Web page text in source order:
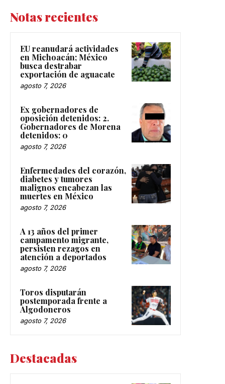
Notas recientes
EU reanudará actividades
en Michoacán; México
busca destrabar
exportación de aguacate
agosto 7, 2026
Ex gobernadores de
oposición detenidos: 2.
Gobernadores de Morena
detenidos: 0
agosto 7, 2026
Enfermedades del corazón,
diabetes y tumores
malignos encabezan las
muertes en México
agosto 7, 2026
A 13 años del primer
campamento migrante,
persisten rezagos en
atención a deportados
agosto 7, 2026
Toros disputarán
postemporada frente a
Algodoneros
agosto 7, 2026
Destacadas